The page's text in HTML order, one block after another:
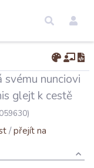
svému nunciovi
glejt k cestě
/přejít na